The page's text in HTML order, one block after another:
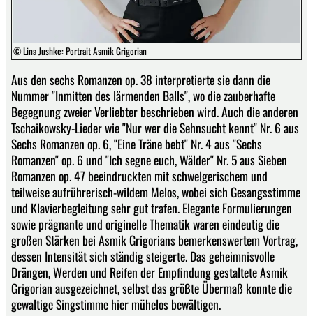
© Lina Jushke: Portrait Asmik Grigorian
Aus den sechs Romanzen op. 38 interpretierte sie dann die
Nummer "Inmitten des lärmenden Balls", wo die zauberhafte
Begegnung zweier Verliebter beschrieben wird. Auch die anderen
Tschaikowsky-Lieder wie "Nur wer die Sehnsucht kennt" Nr. 6 aus
Sechs Romanzen op. 6, "Eine Träne bebt" Nr. 4 aus "Sechs
Romanzen" op. 6 und "Ich segne euch, Wälder" Nr. 5 aus Sieben
Romanzen op. 47 beeindruckten mit schwelgerischem und
teilweise aufrührerisch-wildem Melos, wobei sich Gesangsstimme
und Klavierbegleitung sehr gut trafen. Elegante Formulierungen
sowie prägnante und originelle Thematik waren eindeutig die
großen Stärken bei Asmik Grigorians bemerkenswertem Vortrag,
dessen Intensität sich ständig steigerte. Das geheimnisvolle
Drängen, Werden und Reifen der Empfindung gestaltete Asmik
Grigorian ausgezeichnet, selbst das größte Übermaß konnte die
gewaltige Singstimme hier mühelos bewältigen.